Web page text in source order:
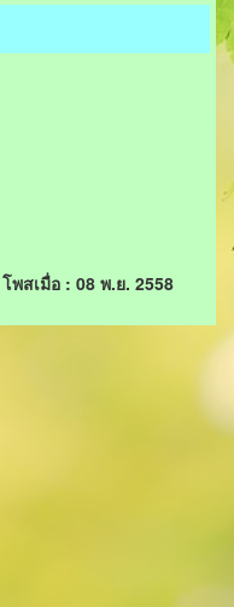
โพสเมื่อ : 08 พ.ย. 2558